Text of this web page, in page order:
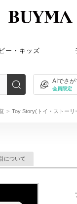
ー・キッズ
AIでさが
会員限定
Toy Story(トイ・ストーリ
について